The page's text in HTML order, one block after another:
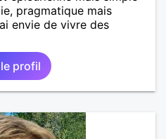
pragmatique mais
envie de vivre des
profil